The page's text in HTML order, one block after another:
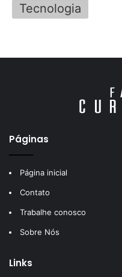
Tecnologia
Páginas
Página inicial
Contato
Trabalhe conosco
Sobre Nós
Links